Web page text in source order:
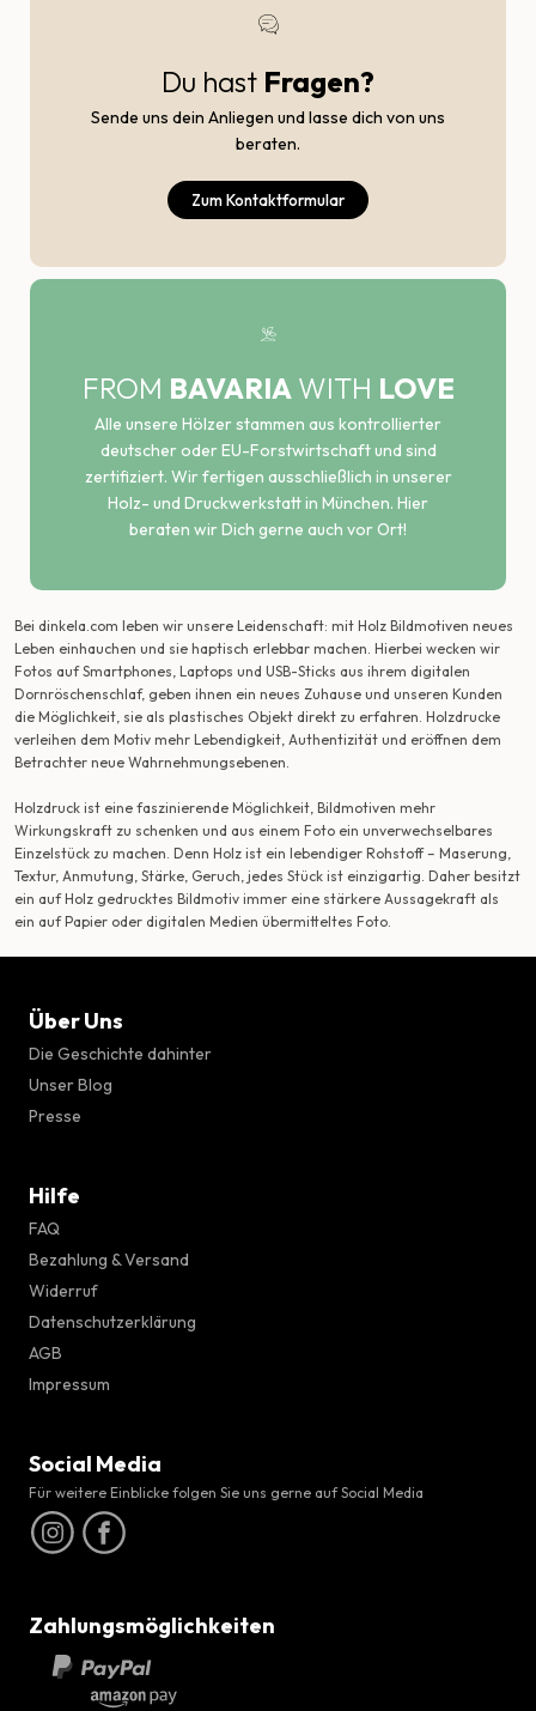
Du hast Fragen?
Sende uns dein Anliegen und lasse dich von uns
beraten.
Zum Kontaktformular
FROM BAVARIAWITH LOVE
Alle unsere Hölzer stammen aus kontrollierter
deutscher oder EU-Forstwirtschaft und sind
zertifiziert. Wir fertigen ausschließlich in unserer
Holz- und Druckwerkstatt in München. Hier
beraten wir Dich gerne auch vor Ort!
Bei dinkela.com leben wir unsere Leidenschaft: mit Holz Bildmotiven neues
Leben einhauchen und sie haptisch erlebbar machen. Hierbei wecken wir
Fotos auf Smartphones, Laptops und USB-Sticks aus ihrem digitalen
Dornröschenschlaf, geben ihnen ein neues Zuhause und unseren Kunden
die Möglichkeit, sie als plastisches Objekt direkt zu erfahren. Holzdrucke
verleihen dem Motiv mehr Lebendigkeit, Authentizität und eröffnen dem
Betrachter neue Wahrnehmungsebenen.
Holzdruck ist eine faszinierende Möglichkeit, Bildmotiven mehr
Wirkungskraft zu schenken und aus einem Foto ein unverwechselbares
Einzelstück zu machen. Denn Holz ist ein lebendiger Rohstoff – Maserung,
Textur, Anmutung, Stärke, Geruch, jedes Stück ist einzigartig. Daher besitzt
ein auf Holz gedrucktes Bildmotiv immer eine stärkere Aussagekraft als
ein auf Papier oder digitalen Medien übermitteltes Foto.
Über Uns
Die Geschichte dahinter
Unser Blog
Presse
Hilfe
FAQ
Bezahlung & Versand
Widerruf
Datenschutzerklärung
AGB
Impressum
Social Media
Für weitere Einblicke folgen Sie uns gerne auf Social Media
Zahlungsmöglichkeiten